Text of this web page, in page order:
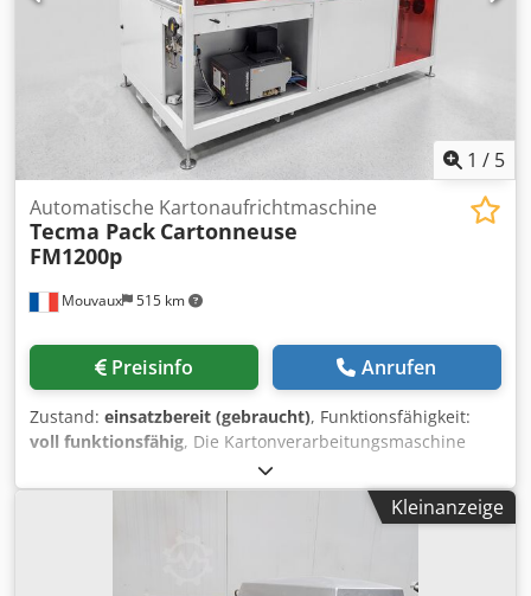
1 / 5
Mouvaux 515 km
Automatische Kartonaufrichtmaschine
Tecma Pack Cartonneuse
FM1200p
Preisinfo Anrufen
Zustand: einsatzbereit (gebraucht), Funktionsfähigkeit:
voll funktionsfähig, Die Kartonverarbeitungsmaschine
Tecma Pack FM1200p automatisiert die Herstellung von
flachen Kartonrohhlingen für den Bau von Schachteln. Sie
formt und verklebt die Laschen, um so einheitliche
Kartonplatte mit hochgezogenen Seitenwänden. Dadurch
Kleinanzeige